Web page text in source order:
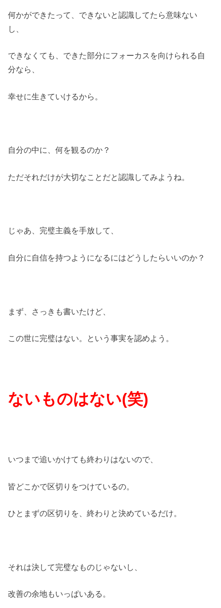
何かができたって、できないと認識してたら意味ない
し、
できなくても、できた部分にフォーカスを向けられる自
分なら、
幸せに生きていけるから。
自分の中に、何を観るのか？
ただそれだけが大切なことだと認識してみようね。
じゃあ、完璧主義を手放して、
自分に自信を持つようになるにはどうしたらいいのか？
まず、さっきも書いたけど、
この世に完璧はない。という事実を認めよう。
ないものはない(笑)
いつまで追いかけても終わりはないので、
皆どこかで区切りをつけているの。
ひとまずの区切りを、終わりと決めているだけ。
それは決して完璧なものじゃないし、
改善の余地もいっぱいある。